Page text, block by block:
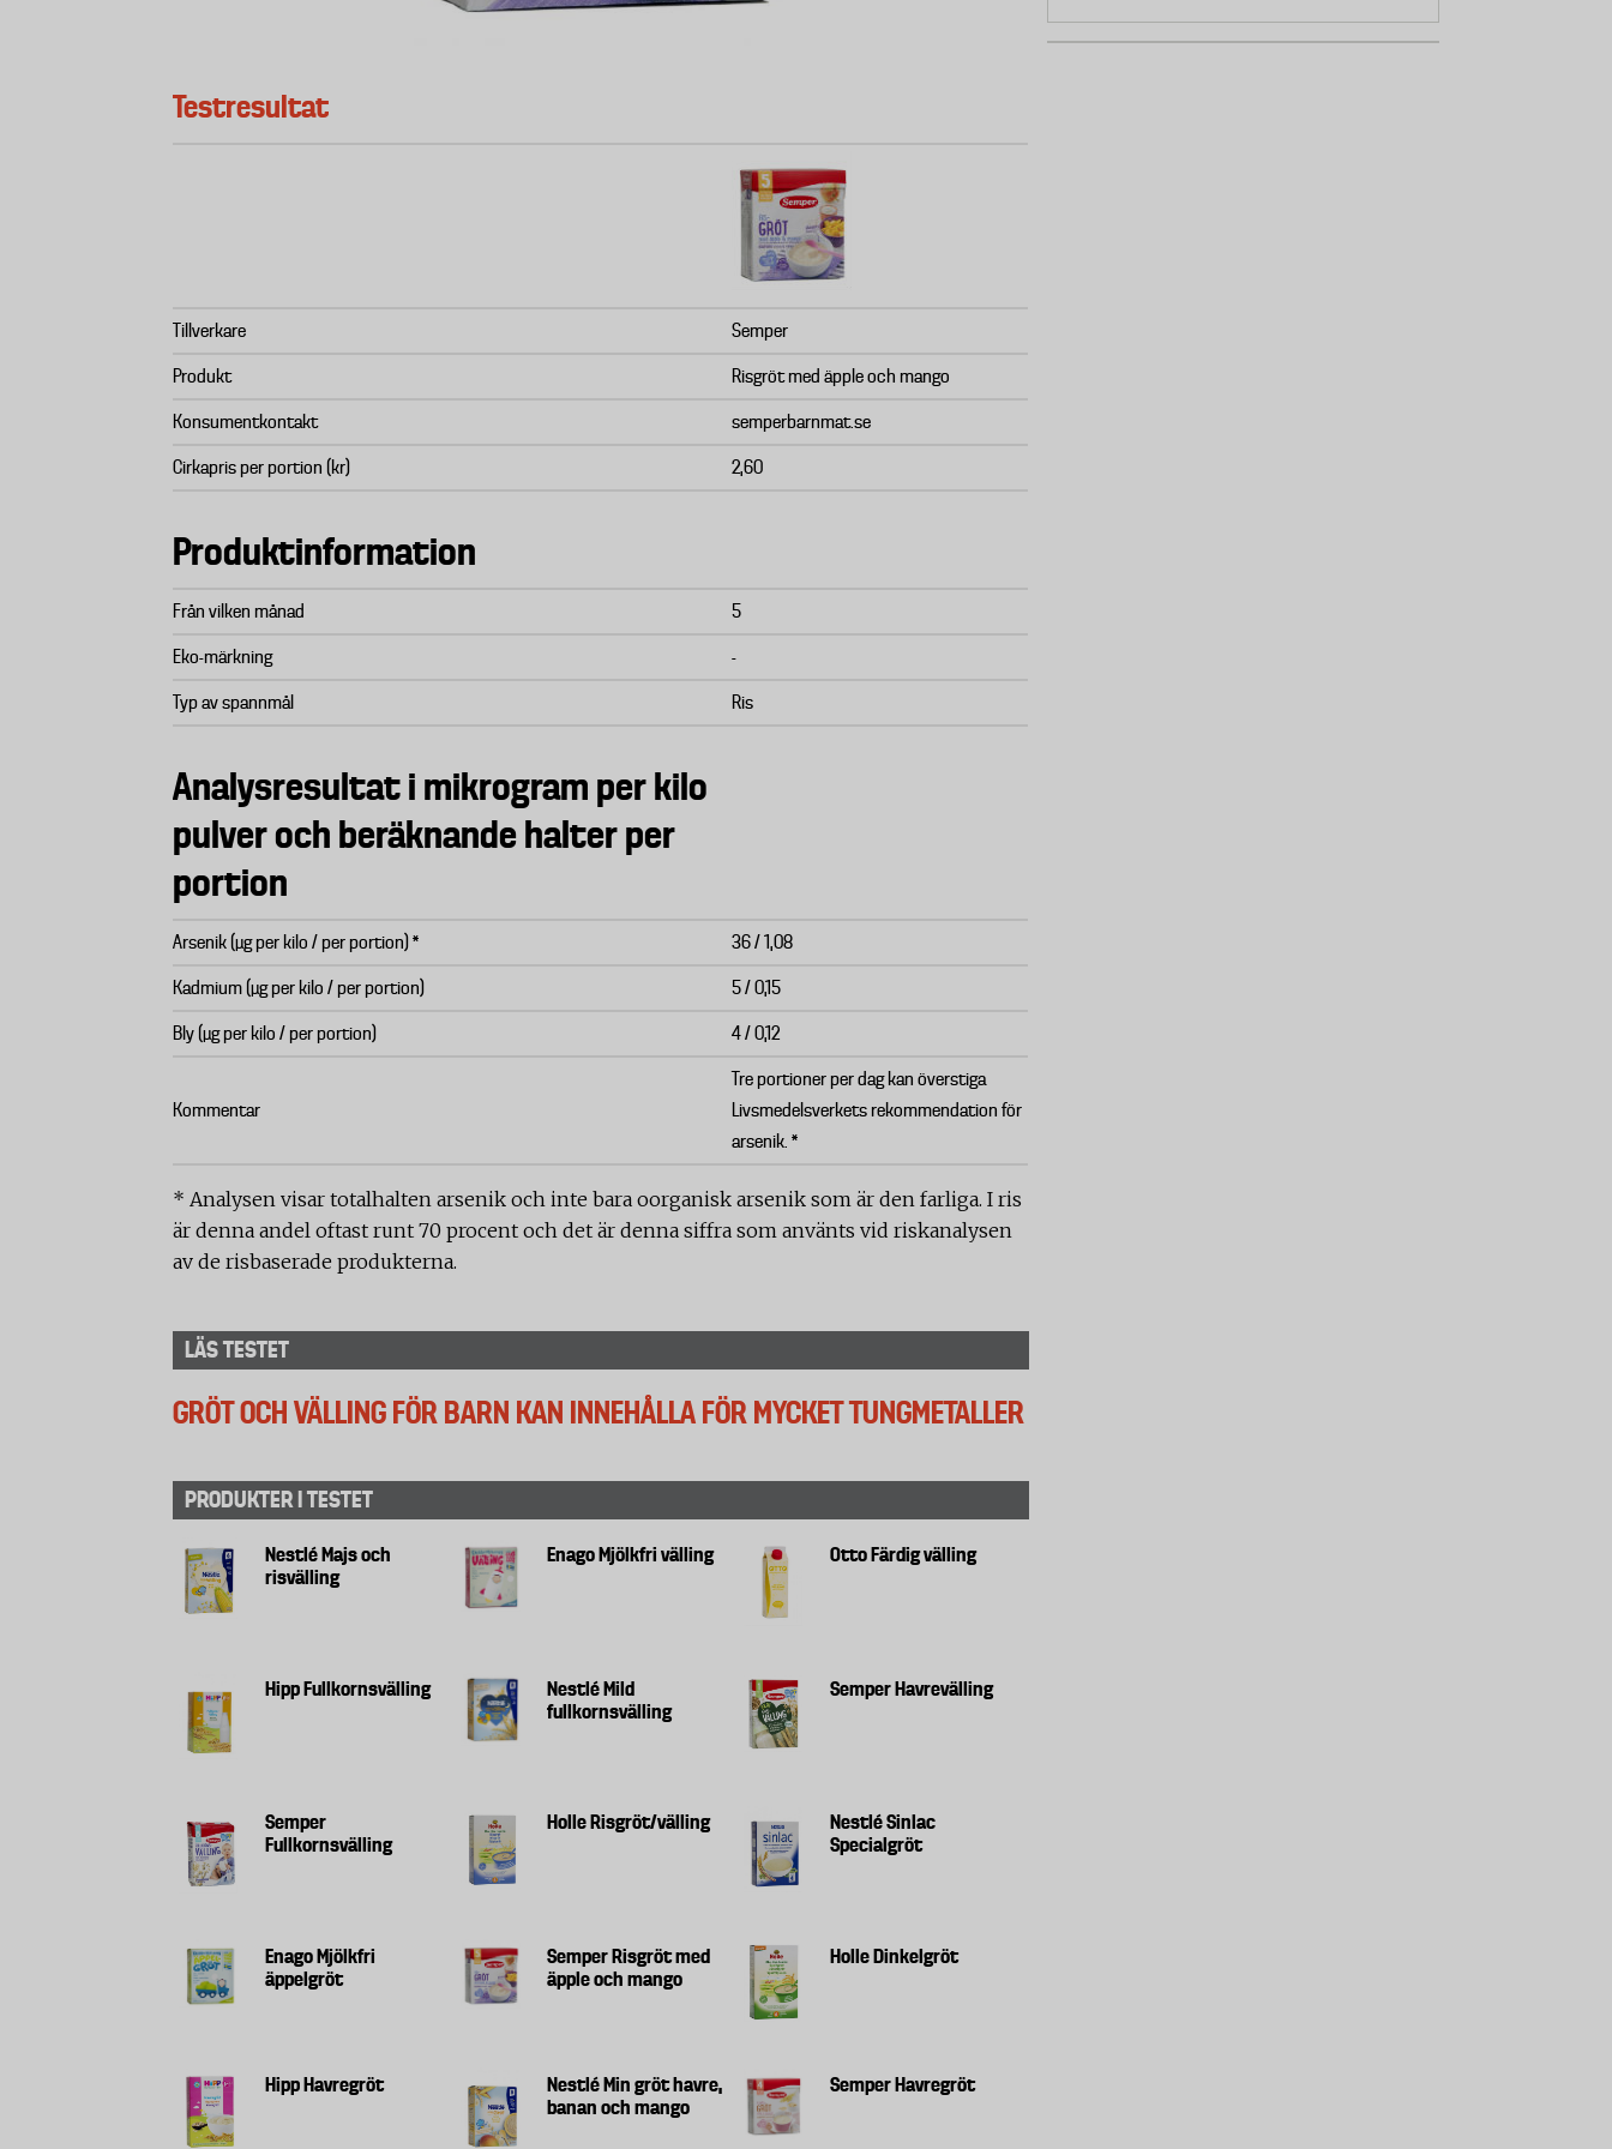
Testresultat
Tillverkare Semper
Produkt Risgröt med äpple och mango
Konsumentkontakt semperbarnmat.se
Cirkapris per portion (kr) 2,60
Produktinformation
Från vilken månad 5
Eko-märkning -
Typ av spannmål Ris
Analysresultat i mikrogram per kilo
pulver och beräknande halter per
portion
Arsenik (µg per kilo / per portion) * 36 / 1,08
Kadmium (µg per kilo / per portion) 5 / 0,15
Bly (µg per kilo / per portion) 4 / 0,12
Kommentar
Tre portioner per dag kan överstiga
Livsmedelsverkets rekommendation för
arsenik. *
* Analysen visar totalhalten arsenik och inte bara oorganisk arsenik som är den farliga. I ris
är denna andel oftast runt 70 procent och det är denna siffra som använts vid riskanalysen
av de risbaserade produkterna.
LÄS TESTET
GRÖT OCH VÄLLING FÖR BARN KAN INNEHÅLLA FÖR MYCKET TUNGMETALLER
PRODUKTER I TESTET
Nestlé Majs och
risvälling
Enago Mjölkfri välling Otto Färdig välling
Hipp Fullkornsvälling
Nestlé Mild
fullkornsvälling
Semper Havrevälling
Semper
Fullkornsvälling
Holle Risgröt/välling
Nestlé Sinlac
Specialgröt
Enago Mjölkfri
äppelgröt
Semper Risgröt med
äpple och mango
Holle Dinkelgröt
Hipp Havregröt
Nestlé Min gröt havre,
banan och mango
Semper Havregröt